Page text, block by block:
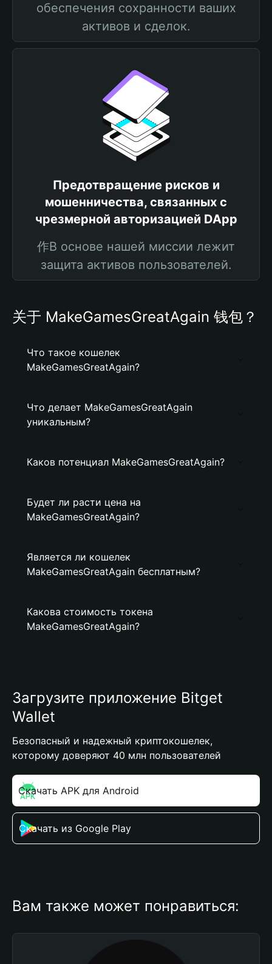
обеспечения сохранности ваших
активов и сделок.
Предотвращение рисков и
мошенничества, связанных с
чрезмерной авторизацией DApp
作В основе нашей миссии лежит
защита активов пользователей.
关于 MakeGamesGreatAgain 钱包？
Что такое кошелек
MakeGamesGreatAgain?
Что делает MakeGamesGreatAgain
уникальным?
Каков потенциал MakeGamesGreatAgain?
Будет ли расти цена на
MakeGamesGreatAgain?
Является ли кошелек
MakeGamesGreatAgain бесплатным?
Какова стоимость токена
MakeGamesGreatAgain?
Загрузите приложение Bitget
Wallet
Безопасный и надежный криптокошелек,
которому доверяют 40 млн пользователей
Скачать APK для Android
Скачать из Google Play
Вам также может понравиться: